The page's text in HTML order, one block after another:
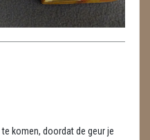
komen, doordat de geur je